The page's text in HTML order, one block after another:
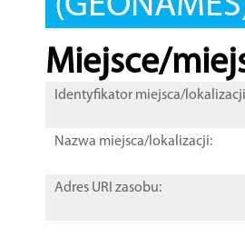
Miejsce/
Identyfikator miejsca/
Nazwa miejsca/lokalizacji:
Adres URI zasobu: